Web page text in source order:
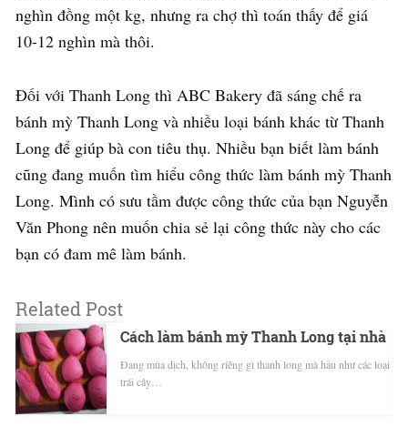
nghìn đồng một kg, nhưng ra chợ thì toán thấy để giá
10-12 nghìn mà thôi.
Đối với Thanh Long thì ABC Bakery đã sáng chế ra
bánh mỳ Thanh Long và nhiều loại bánh khác từ Thanh
Long để giúp bà con tiêu thụ. Nhiều bạn biết làm bánh
cũng đang muốn tìm hiểu công thức làm bánh mỳ Thanh
Long. Mình có sưu tầm được công thức của bạn Nguyễn
Văn Phong nên muốn chia sẻ lại công thức này cho các
bạn có đam mê làm bánh.
Related Post
Cách làm bánh mỳ Thanh Long tại nhà
Đang mùa dịch, không riêng gì thanh long mà hầu như các loại
trái cây…